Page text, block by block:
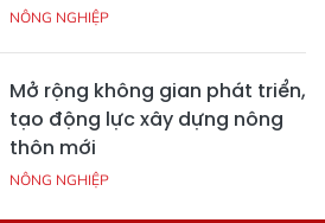
NÔNG NGHIỆP
Mở rộng không gian phát triển,
tạo động lực xây dựng nông
thôn mới
NÔNG NGHIỆP